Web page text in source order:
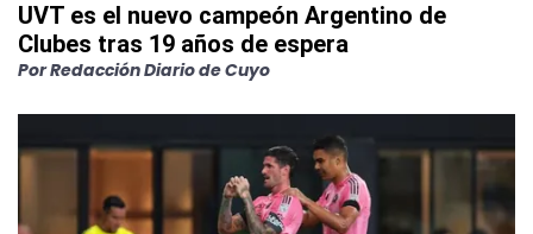
UVT es el nuevo campeón Argentino de
Clubes tras 19 años de espera
PorRedacción Diario de Cuyo